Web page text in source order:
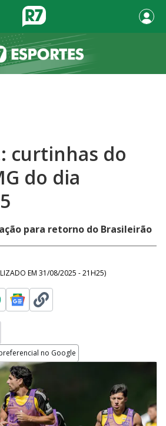
curtinhas do
do dia
para retorno do Brasileirão
EM 31/08/2025 - 21H25)
no Google